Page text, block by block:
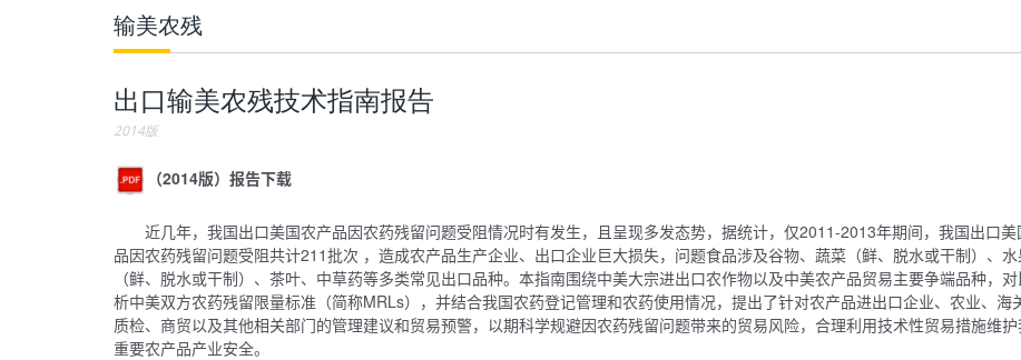
输美农残
出口输美农残技术指南报告
2014版
（2014版）报告下载
近几年，我国出口美国农产品因农药残留问题受阻情况时有发生，且呈现多发态势，据统计，仅2011-2013年期间，我国出口美
品因农药残留问题受阻共计211批次 ，造成农产品生产企业、出口企业巨大损失，问题食品涉及谷物、蔬菜（鲜、脱水或干制）、
（鲜、脱水或干制）、茶叶、中草药等多类常见出口品种。本指南围绕中美大宗进出口农作物以及中美农产品贸易主要争端品种，
析中美双方农药残留限量标准（简称MRLs），并结合我国农药登记管理和农药使用情况，提出了针对农产品进出口企业、农业、海
质检、商贸以及其他相关部门的管理建议和贸易预警，以期科学规避因农药残留问题带来的贸易风险，合理利用技术性贸易措施维护
重要农产品产业安全。